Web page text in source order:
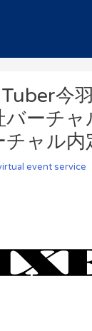
今
ーチャ
チャル内
event service